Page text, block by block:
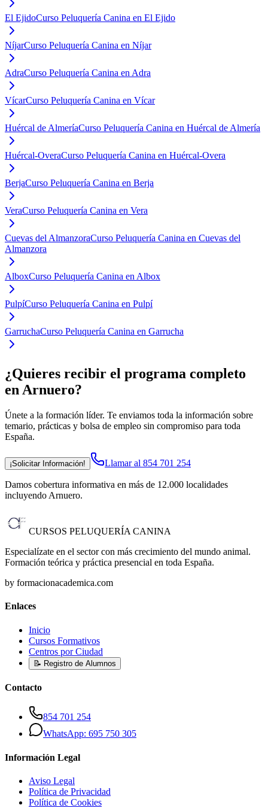
El EjidoCurso Peluquería Canina en El Ejido
NíjarCurso Peluquería Canina en Níjar
AdraCurso Peluquería Canina en Adra
VícarCurso Peluquería Canina en Vícar
Huércal de AlmeríaCurso Peluquería Canina en Huércal de Almería
Huércal-OveraCurso Peluquería Canina en Huércal-Overa
BerjaCurso Peluquería Canina en Berja
VeraCurso Peluquería Canina en Vera
Cuevas del AlmanzoraCurso Peluquería Canina en Cuevas del
Almanzora
AlboxCurso Peluquería Canina en Albox
PulpíCurso Peluquería Canina en Pulpí
GarruchaCurso Peluquería Canina en Garrucha
¿Quieres recibir el programa completo
en Arnuero?
Únete a la formación líder. Te enviamos toda la información sobre
temario, prácticas y bolsa de empleo sin compromiso para toda
España.
¡Solicitar Información! Llamar al 854 701 254
Damos cobertura informativa en más de 12.000 localidades
incluyendo Arnuero.
CURSOS PELUQUERÍA CANINA
Especialízate en el sector con más crecimiento del mundo animal.
Formación teórica y práctica presencial en toda España.
by formacionacademica.com
Enlaces
Inicio
Cursos Formativos
Centros por Ciudad
📝 Registro de Alumnos
Contacto
854 701 254
WhatsApp: 695 750 305
Información Legal
Aviso Legal
Política de Privacidad
Política de Cookies